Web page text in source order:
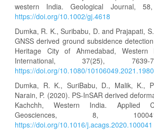
western India. Geological Journal,
https://doi.org/10.1002/gj.4618
Dumka, R. K., Suribabu, D. and Prajapati,
GNSS derived ground subsidence
Heritage City of Ahmedabad, Western
International, 37(25),
https://doi.org/10.1080/
Dumka, R. K., SuriBabu, D., Malik, K.,
Narain, P. (2020). PS-InSAR derived
Kachchh, Western India. Applied
Geosciences, 8,
https://doi.org/10.1016/j.acags.2020.100041